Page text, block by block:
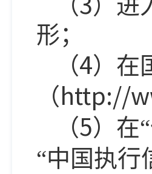
（
）进
形；
（4）在
（http://
（5）在“
“中国执行